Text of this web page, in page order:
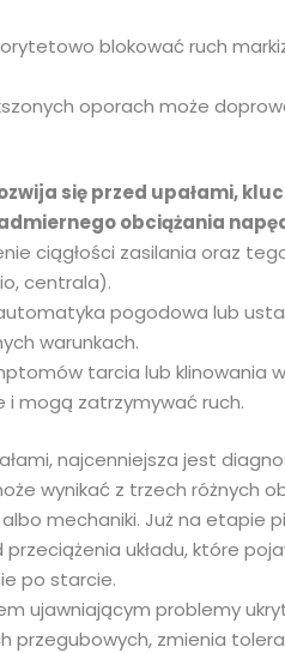
blokować ruch
oporach może
się przed upałami,
obciążania
ciągłości zasilania oraz
centrala).
pogodowa lub
warunkach.
tarcia lub klinowania
i mogą zatrzymywać ruch.
najcenniejsza jest
wynikać z trzech różnych
mechaniki. Już na etapie
układu, które
po starcie.
ujawniającym problemy
przegubowych, zmienia